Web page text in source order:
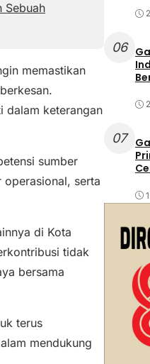
Sebuah
memastikan
dalam keterangan
sumber
operasional, serta
di Kota
tidak
bersama
terus
mendukung
06
07